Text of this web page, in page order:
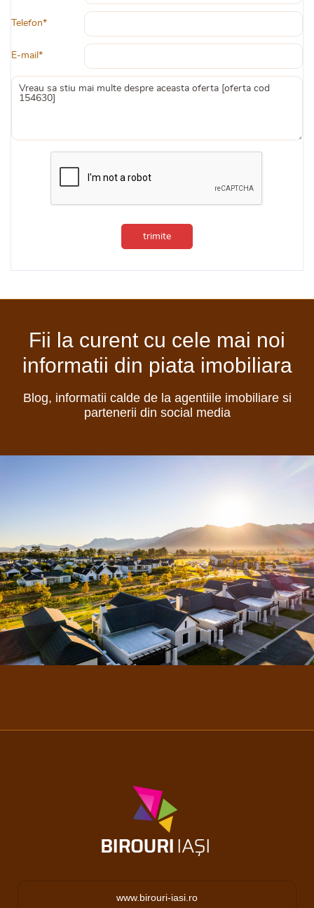
Telefon*
E-mail*
trimite
Fii la curent cu cele mai noi
informatii din piata imobiliara
Blog, informatii calde de la agentiile imobiliare si
partenerii din social media
www.birouri-iasi.ro